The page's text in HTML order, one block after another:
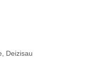
Deizisau